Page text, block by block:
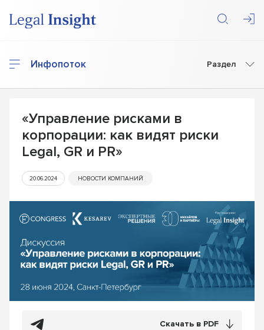
Инфопоток Раздел
«Управление рисками в
корпорации: как видят риски
Legal, GR и PR»
20.06.2024 НОВОСТИ КОМПАНИЙ
Скачать в PDF